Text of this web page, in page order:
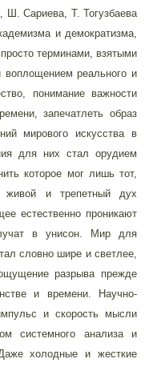
Ш. Сариева, Т. Тогузбаева
и демократизма,
терминами, взятыми
воплощением реального и
понимание важности
запечатлеть образ
мирового искусства в
для них стал орудием
которое мог лишь тот,
живой и трепетный дух
естественно проникают
в унисон. Мир для
словно шире и светлее,
разрыва прежде
и времени. Научно-
и скорость мысли
системного анализа и
Даже холодные и жесткие